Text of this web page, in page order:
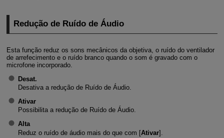
Redução de Ruído de Áudio
Esta função reduz os sons mecânicos da objetiva, o ruído do ventilador
de arrefecimento e o ruído branco quando o som é gravado com o
microfone incorporado.
Desat.
Desativa a redução de Ruído de Áudio.
Ativar
Possibilita a redução de Ruído de Áudio.
Alta
Reduz o ruído de áudio mais do que com [Ativar].